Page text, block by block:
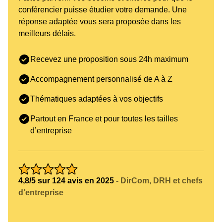
performance et l'engagement des employés.
Loïc Cros Conférencier :
de la Performance
d'Entreprise
thématiques variées, notamment le **leadership**,
la **motivation**, et la gestion de la pression. Ses
interventions, qui allient anecdotes personnelles et
participants à dépasser leurs limites. Il propose
différents formats d'intervention, allant des ateliers
pratiques aux conférences inspirantes, adaptés à
divers publics et secteurs d'activité.
conférencier puisse étudier votre demande. Une
réponse adaptée vous sera proposée dans les
meilleurs délais.
Recevez une proposition sous 24h maximum
Accompagnement personnalisé de A à Z
Thématiques adaptées à vos objectifs
Partout en France et pour toutes les tailles
d’entreprise
4,8/5 sur 124 avis en 2025 - DirCom, DRH et chefs
d’entreprise